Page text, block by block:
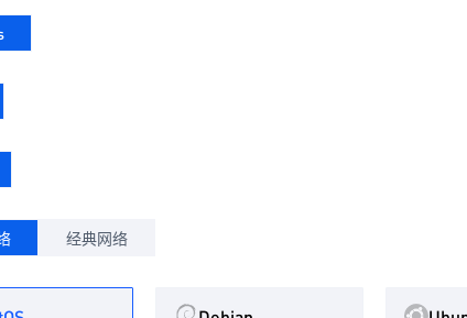
经典网络